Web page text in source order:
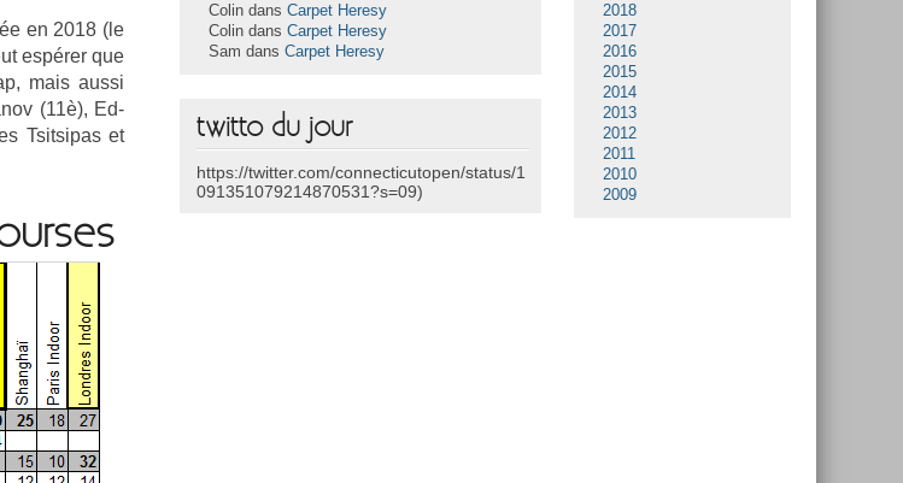
en 2018 (le
espérer que
mais aussi
(11è), Ed­
Tsit­sipas et
Colin dansCarpet Heresy
Colin dansCarpet Heresy
Sam dansCarpet Heresy
twitto du jour
https://twitter.com/connecticutopen/status/1
091351079214870531?s=09)
2018
2017
2016
2015
2014
2013
2012
2011
2010
2009